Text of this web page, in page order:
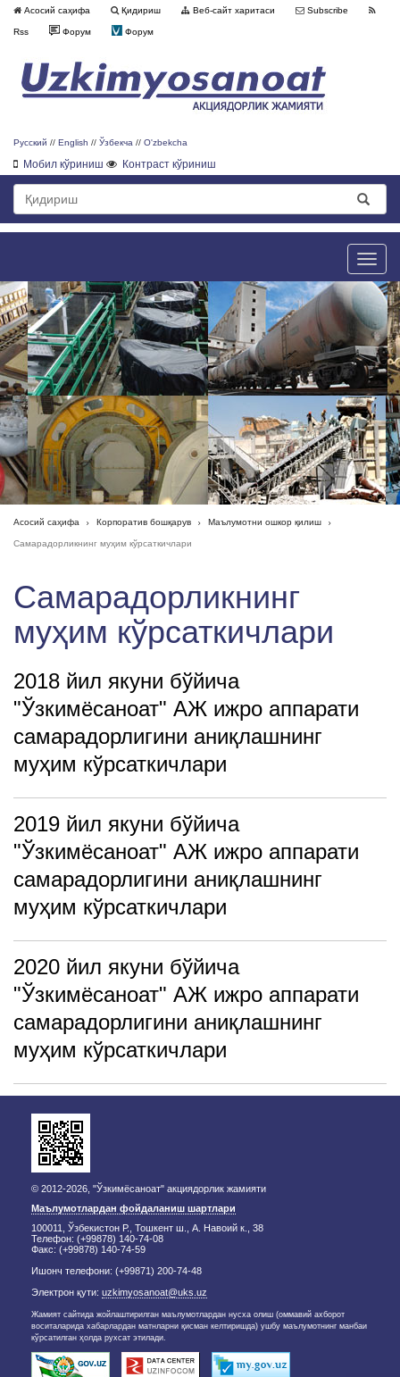
Асосий саҳифа Қидириш Веб-сайт харитаси Subscribe
Rss Форум Форум
Русский // English // Ўзбекча // O'zbekcha
Мобил кўриниш Контраст кўриниш
Toggle
Асосий саҳифа Корпоратив бошқарув Маълумотни ошкор қилиш
Самарадорликнинг муҳим кўрсаткичлари
Самарадорликнинг
муҳим кўрсаткичлари
2018 йил якуни бўйича
"Ўзкимёсаноат" АЖ ижро аппарати
самарадорлигини аниқлашнинг
муҳим кўрсаткичлари
2019 йил якуни бўйича
"Ўзкимёсаноат" АЖ ижро аппарати
самарадорлигини аниқлашнинг
муҳим кўрсаткичлари
2020 йил якуни бўйича
"Ўзкимёсаноат" АЖ ижро аппарати
самарадорлигини аниқлашнинг
муҳим кўрсаткичлари
© 2012-2026, "Ўзкимёсаноат" акциядорлик жамияти
Маълумотлардан фойдаланиш шартлари
100011, Ўзбекистон Р., Тошкент ш., А. Навоий к., 38
Телефон: (+99878) 140-74-08
Факс: (+99878) 140-74-59
Ишонч телефони: (+99871) 200-74-48
Электрон қути: uzkimyosanoat@uks.uz
Жамият сайтида жойлаштирилган маълумотлардан нусха олиш (оммавий ахборот
воситаларида хабарлардан матнларни қисман келтиришда) ушбу маълумотнинг манбаи
кўрсатилган ҳолда рухсат этилади.